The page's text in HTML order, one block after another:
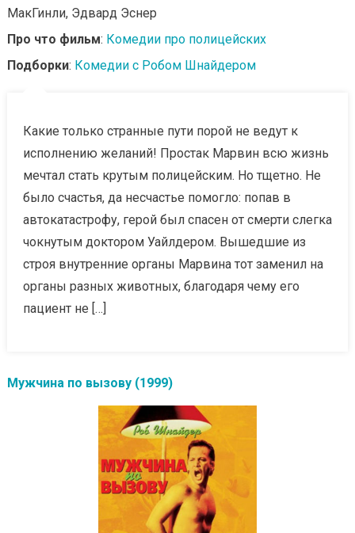
МакГинли, Эдвард Эснер
Про что фильм: Комедии про полицейских
Подборки: Комедии с Робом Шнайдером
Какие только странные пути порой не ведут к
исполнению желаний! Простак Марвин всю жизнь
мечтал стать крутым полицейским. Но тщетно. Не
было счастья, да несчастье помогло: попав в
автокатастрофу, герой был спасен от смерти слегка
чокнутым доктором Уайлдером. Вышедшие из
строя внутренние органы Марвина тот заменил на
органы разных животных, благодаря чему его
пациент не […]
Мужчина по вызову (1999)